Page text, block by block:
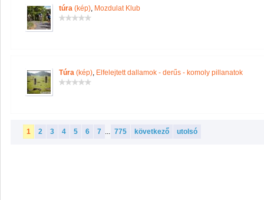
túra (kép), Mozdulat Klub
Túra (kép), Elfelejtett dallamok - derűs - komoly pillanatok
1 2 3 4 5 6 7 ... 775 következő utolsó